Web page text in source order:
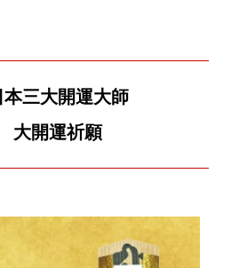
本三大開運大師
大開運祈願